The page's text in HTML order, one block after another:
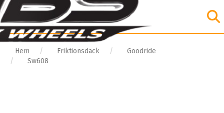
Hem Friktionsdäck
Goodride
Sw608